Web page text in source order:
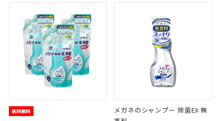
メガネのシャンプー 除菌EX 無